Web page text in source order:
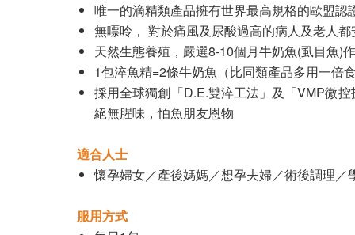
唯一的滴精類產品擁有世界最高規格的歐盟認
無嘌呤， 對於痛風及尿酸過高的病人及老人
天然生態養殖，嚴選8-10個月牛奶魚(虱目魚)
1包淬魚精=2條牛奶魚（比同類產品多用一倍
採用全球獨創「D.E.雙淬工法」及「VMP微
絕無腥味，怕魚朋友恩物
適合人士
懷孕婦女／產後媽媽／想孕夫婦／術後調理／
服用方式